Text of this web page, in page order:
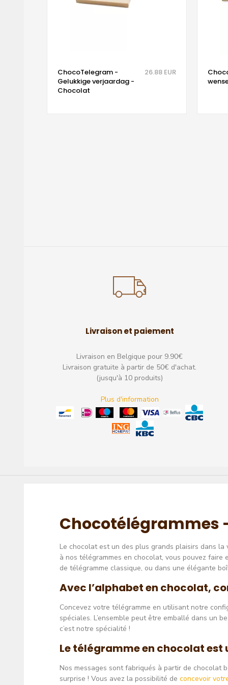
ChocoTelegram -
Gelukkige verjaardag -
Chocolat
26.88 EUR
Livraison et paiement
Livraison en Belgique pour 9.90€
Livraison gratuite à partir de 50€ d'achat.
(jusqu'à 10 produits)
Plus d'information
en remplacement sont
sans problème et pas casser je
parfait,un vrai plaisir pour
les papilles.
Jean-François
​Chocotélégrammes
Le chocolat est un des plus grands plaisirs dans
à nos télégrammes en chocolat, vous pouvez
de télégramme classique, ou dans une élégante
Avec l’alphabet en chocolat,
Concevez votre télégramme en utilisant notre
spéciales. L’ensemble peut être emballé dans un
c’est notre spécialité !
Le télégramme en chocolat est
Nos messages sont fabriqués à partir de chocolat
surprise ! Vous avez la possibilité de concevoir